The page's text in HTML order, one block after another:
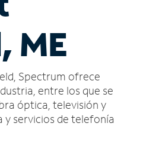
ME
Spectrum ofrece
entre los que se
óptica, televisión y
servicios de telefonía